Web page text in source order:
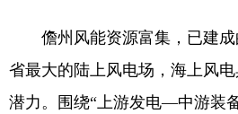
儋州风能资源富集，已建成
省最大的陆上风电场，海上风
潜力。围绕“上游发电—中游装